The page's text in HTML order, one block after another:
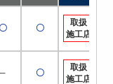
〇 〇
取扱
施工店
─ 〇
取扱
施工店